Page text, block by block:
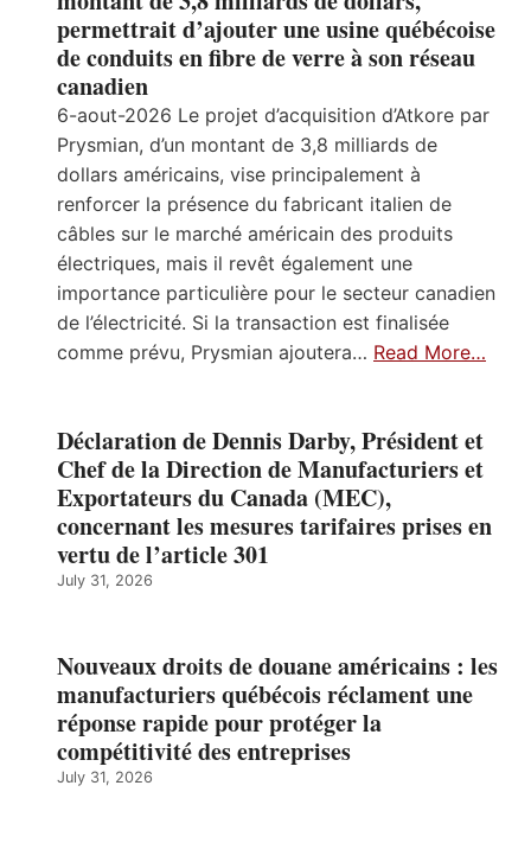
permettrait d’ajouter une usine québécoise
de conduits en fibre de verre à son réseau
canadien
6-aout-2026 Le projet d’acquisition d’Atkore par
Prysmian, d’un montant de 3,8 milliards de
dollars américains, vise principalement à
renforcer la présence du fabricant italien de
câbles sur le marché américain des produits
électriques, mais il revêt également une
importance particulière pour le secteur canadien
de l’électricité. Si la transaction est finalisée
comme prévu, Prysmian ajoutera… Read More…
Déclaration de Dennis Darby, Président et
Chef de la Direction de Manufacturiers et
Exportateurs du Canada (MEC),
concernant les mesures tarifaires prises en
vertu de l’article 301
July 31, 2026
Nouveaux droits de douane américains : les
manufacturiers québécois réclament une
réponse rapide pour protéger la
compétitivité des entreprises
July 31, 2026